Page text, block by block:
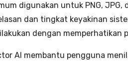
digunakan untuk PNG, JPG,
dan tingkat keyakinan
dengan memperhatikan
AI membantu pengguna